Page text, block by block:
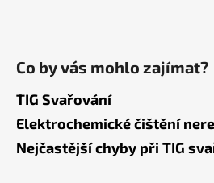
Co by vás mohlo zajímat?
TIG Svařování
Elektrochemické čištění
Nejčastější chyby při TIG